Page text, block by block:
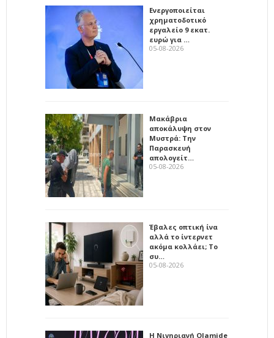
Ενεργοποιείται
χρηματοδοτικό
εργαλείο 9 εκατ.
ευρώ για …
05-08-2026
Μακάβρια
αποκάλυψη στον
Μυστρά: Την
Παρασκευή
απολογείτ…
05-08-2026
Έβαλες οπτική ίνα
αλλά το ίντερνετ
ακόμα κολλάει; Το
συ…
05-08-2026
Η Νιγηριανή Olamide